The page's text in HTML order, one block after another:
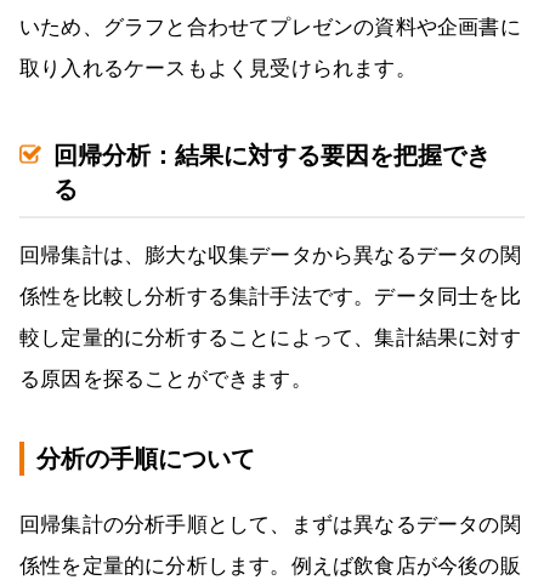
いため、グラフと合わせてプレゼンの資料や企画書に
取り入れるケースもよく見受けられます。
回帰分析：結果に対する要因を把握でき
る
回帰集計は、膨大な収集データから異なるデータの関
係性を比較し分析する集計手法です。データ同士を比
較し定量的に分析することによって、集計結果に対す
る原因を探ることができます。
分析の手順について
回帰集計の分析手順として、まずは異なるデータの関
係性を定量的に分析します。例えば飲食店が今後の販